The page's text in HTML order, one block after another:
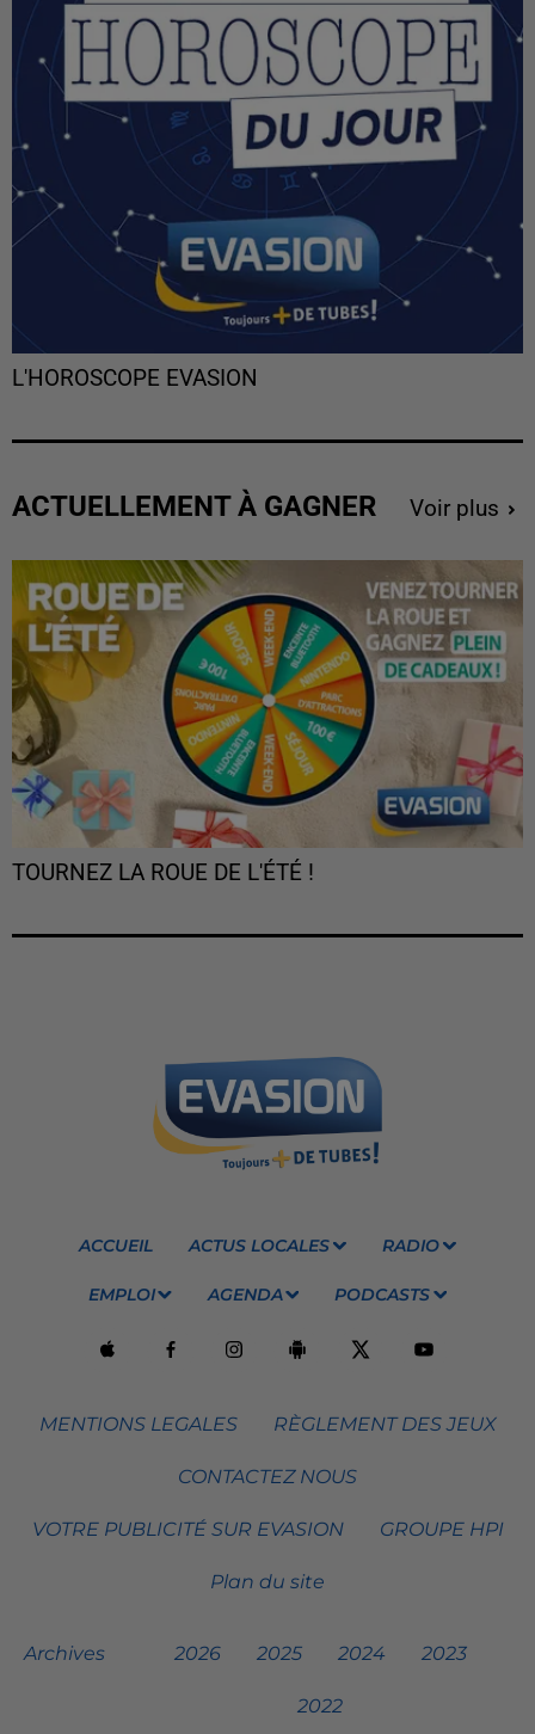
L'HOROSCOPE EVASION
ACTUELLEMENT À GAGNER Voir plus
TOURNEZ LA ROUE DE L'ÉTÉ !
ACCUEIL ACTUS LOCALES RADIO
EMPLOI AGENDA PODCASTS
MENTIONS LEGALES RÈGLEMENT DES JEUX
CONTACTEZ NOUS
VOTRE PUBLICITÉ SUR EVASION GROUPE HPI
Plan du site
Archives 2026 2025 2024 2023
2022